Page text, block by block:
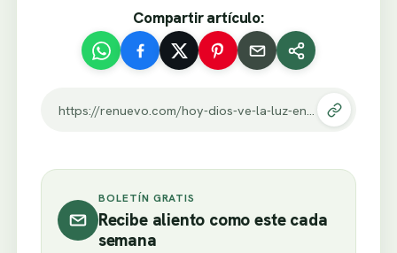
Compartir artículo:
BOLETÍN GRATIS
Recibe aliento como este cada
semana